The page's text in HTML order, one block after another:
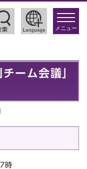
toggle
メニュー
ーム会議」
時